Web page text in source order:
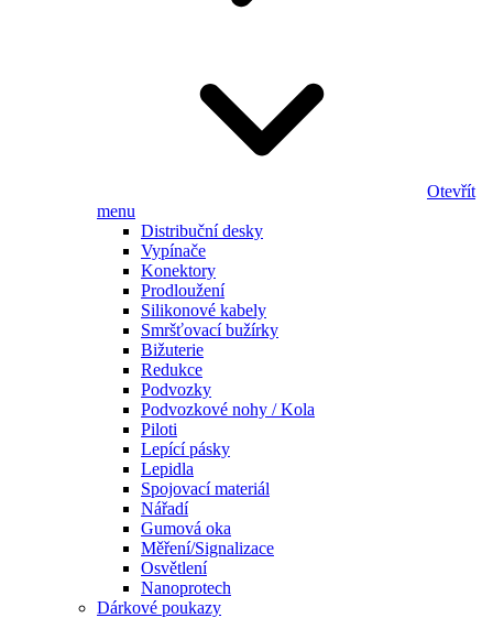
Otevřít
menu
Distribuční desky
Vypínače
Konektory
Prodloužení
Silikonové kabely
Smršťovací bužírky
Bižuterie
Redukce
Podvozky
Podvozkové nohy / Kola
Piloti
Lepící pásky
Lepidla
Spojovací materiál
Nářadí
Gumová oka
Měření/Signalizace
Osvětlení
Nanoprotech
Dárkové poukazy